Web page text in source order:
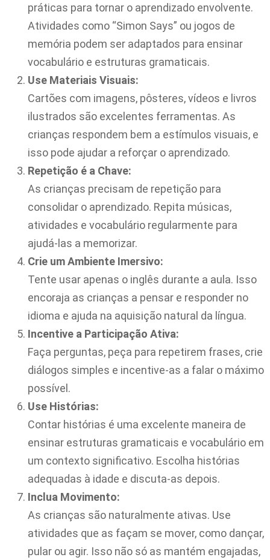
práticas para tornar o aprendizado envolvente.
Atividades como “Simon Says” ou jogos de
memória podem ser adaptados para ensinar
vocabulário e estruturas gramaticais.
Use Materiais Visuais:
Cartões com imagens, pôsteres, vídeos e livros
ilustrados são excelentes ferramentas. As
crianças respondem bem a estímulos visuais, e
isso pode ajudar a reforçar o aprendizado.
Repetição é a Chave:
As crianças precisam de repetição para
consolidar o aprendizado. Repita músicas,
atividades e vocabulário regularmente para
ajudá-las a memorizar.
Crie um Ambiente Imersivo:
Tente usar apenas o inglês durante a aula. Isso
encoraja as crianças a pensar e responder no
idioma e ajuda na aquisição natural da língua.
Incentive a Participação Ativa:
Faça perguntas, peça para repetirem frases, crie
diálogos simples e incentive-as a falar o máximo
possível.
Use Histórias:
Contar histórias é uma excelente maneira de
ensinar estruturas gramaticais e vocabulário em
um contexto significativo. Escolha histórias
adequadas à idade e discuta-as depois.
Inclua Movimento:
As crianças são naturalmente ativas. Use
atividades que as façam se mover, como dançar,
pular ou agir. Isso não só as mantém engajadas,